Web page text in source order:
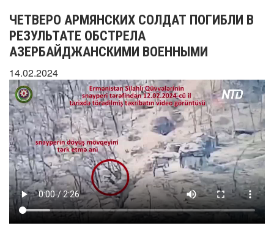
ЧЕТВЕРО АРМЯНСКИХ СОЛДАТ ПОГИБЛИ В
РЕЗУЛЬТАТЕ ОБСТРЕЛА
АЗЕРБАЙДЖАНСКИМИ ВОЕННЫМИ
14.02.2024